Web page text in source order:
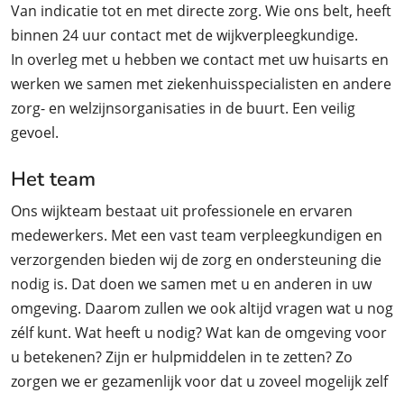
Van indicatie tot en met directe zorg. Wie ons belt, heeft
binnen 24 uur contact met de wijkverpleegkundige.
In overleg met u hebben we contact met uw huisarts en
werken we samen met ziekenhuisspecialisten en andere
zorg- en welzijnsorganisaties in de buurt. Een veilig
gevoel.
Het team
Ons wijkteam bestaat uit professionele en ervaren
medewerkers. Met een vast team verpleegkundigen en
verzorgenden bieden wij de zorg en ondersteuning die
nodig is. Dat doen we samen met u en anderen in uw
omgeving. Daarom zullen we ook altijd vragen wat u nog
zélf kunt. Wat heeft u nodig? Wat kan de omgeving voor
u betekenen? Zijn er hulpmiddelen in te zetten? Zo
zorgen we er gezamenlijk voor dat u zoveel mogelijk zelf